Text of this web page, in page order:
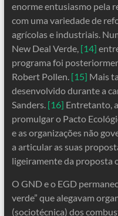
enorme entusiasmo pela
com uma variedade de
agrícolas e industriais.
New Deal Verde, [14]
programa foi
Robert Pollen. [15] Mais
desenvolvido durante a
Sanders. [16] Entretanto,
promulgar o Pacto
e as organizações não
a articular as suas
ligeiramente da proposta
O GND e o EGD
verde” que alegavam
(sociotécnica) dos